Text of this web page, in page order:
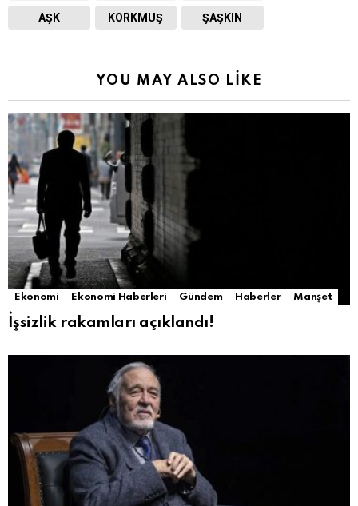
AŞK KORKMUŞ ŞAŞKIN
YOU MAY ALSO LIKE
Ekonomi Ekonomi Haberleri Gündem Haberler Manşet
İşsizlik rakamları açıklandı!